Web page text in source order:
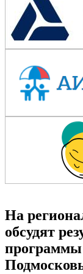
На
обсудят
программы